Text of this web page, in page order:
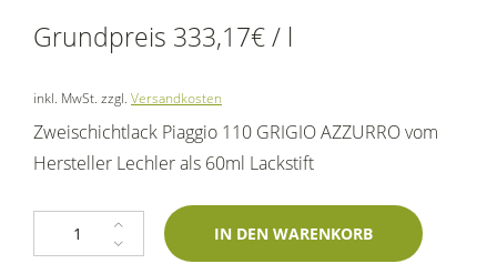
Grundpreis 333,17€/ l
inkl. MwSt. zzgl. Versandkosten
Zweischichtlack Piaggio 110 GRIGIO AZZURRO vom
Hersteller Lechler als 60ml Lackstift
Lackstift Piaggio 110 Grigio Azzurro 60ml Lechler-Zweischichtlack Menge
IN DEN WARENKORB